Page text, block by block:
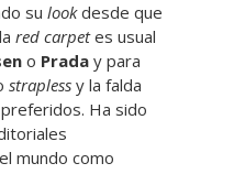
su lookdesde que
red carpetes usual
o Prada y para
strapless y la falda
Ha sido
mundo como